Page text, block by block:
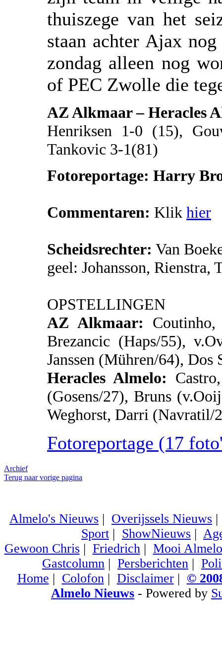
thuiszege van het
staan achter Ajax
zondag alleen nog
of PEC Zwolle die
AZ Alkmaar – Heracles
Henriksen 1-0 (15),
Tankovic 3-1(81)
Fotoreportage: Harry
Commentaren: Klik hier
Scheidsrechter: Van
geel: Johansson,
OPSTELLINGEN
AZ Alkmaar:
Brezancic (Haps/55),
Janssen (Mühren/64),
Heracles Almelo:
(Gosens/27), Bruns
Weghorst, Darri (Navratil/
Fotoreportage (17
Archief
Terug naar vorige pagina
Almelo's Nieuws | Overijssels Nieuws
Sport | ShowNieuws |
Gewoon Chris| Friedrich| Mooi Almelo
Gastcolumn | Persberichten |
Home | Colofon| Disclaimer| ©
Almelo Nieuws - Powered by